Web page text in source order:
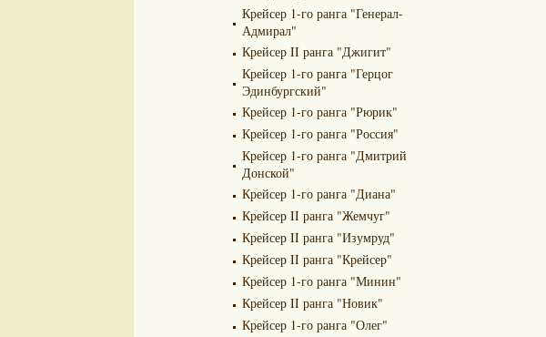
Крейсер 1-го ранга "Генерал-
Адмирал"
Крейсер II ранга "Джигит"
Крейсер 1-го ранга "Герцог
Эдинбургский"
Крейсер 1-го ранга "Рюрик"
Крейсер 1-го ранга "Россия"
Крейсер 1-го ранга "Дмитрий
Донской"
Крейсер 1-го ранга "Диана"
Крейсер II ранга "Жемчуг"
Крейсер II ранга "Изумруд"
Крейсер II ранга "Крейсер"
Крейсер 1-го ранга "Минин"
Крейсер II ранга "Новик"
Крейсер 1-го ранга "Олег"